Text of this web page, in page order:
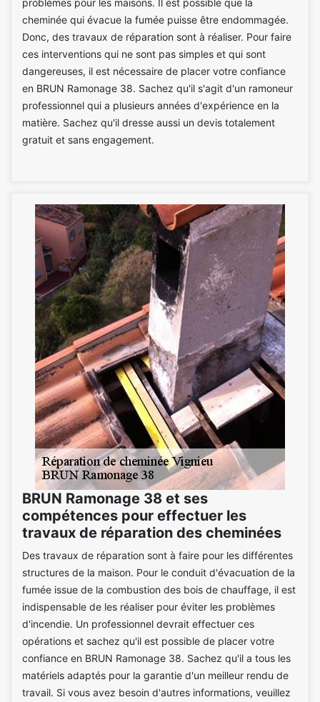
cheminée qui évacue la fumée puisse être endommagée.
Donc, des travaux de réparation sont à réaliser. Pour faire
ces interventions qui ne sont pas simples et qui sont
dangereuses, il est nécessaire de placer votre confiance
en BRUN Ramonage 38. Sachez qu'il s'agit d'un ramoneur
professionnel qui a plusieurs années d'expérience en la
matière. Sachez qu'il dresse aussi un devis totalement
gratuit et sans engagement.
BRUN Ramonage 38 et ses
compétences pour effectuer les
travaux de réparation des cheminées
Des travaux de réparation sont à faire pour les différentes
structures de la maison. Pour le conduit d'évacuation de la
fumée issue de la combustion des bois de chauffage, il est
indispensable de les réaliser pour éviter les problèmes
d'incendie. Un professionnel devrait effectuer ces
opérations et sachez qu'il est possible de placer votre
confiance en BRUN Ramonage 38. Sachez qu'il a tous les
matériels adaptés pour la garantie d'un meilleur rendu de
travail. Si vous avez besoin d'autres informations, veuillez